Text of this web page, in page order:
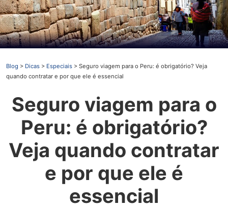
Blog > Dicas > Especiais > Seguro viagem para o Peru: é obrigatório? Veja
quando contratar e por que ele é essencial
Seguro viagem para o
Peru: é obrigatório?
Veja quando contratar
e por que ele é
essencial